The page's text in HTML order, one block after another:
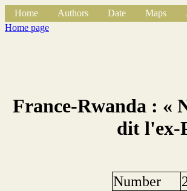
Home Authors Date Maps
Home page
France-Rwanda : «
dit l'ex-
Number